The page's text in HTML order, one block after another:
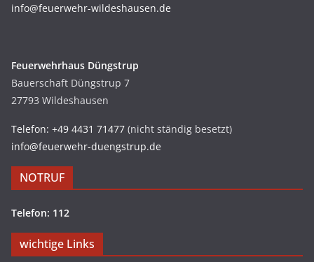
info@feuerwehr-wildeshausen.de
Feuerwehrhaus Düngstrup
Bauerschaft Düngstrup 7
27793 Wildeshausen
Telefon: +49 4431 71477 (nicht ständig besetzt)
info@feuerwehr-duengstrup.de
NOTRUF
Telefon: 112
wichtige Links